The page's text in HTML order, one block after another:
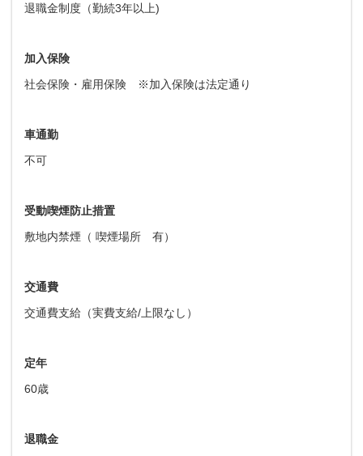
退職金制度（勤続3年以上)
加入保険
社会保険・雇用保険 ※加入保険は法定通り
車通勤
不可
受動喫煙防止措置
敷地内禁煙（ 喫煙場所 有）
交通費
交通費支給（実費支給/上限なし）
定年
60歳
退職金